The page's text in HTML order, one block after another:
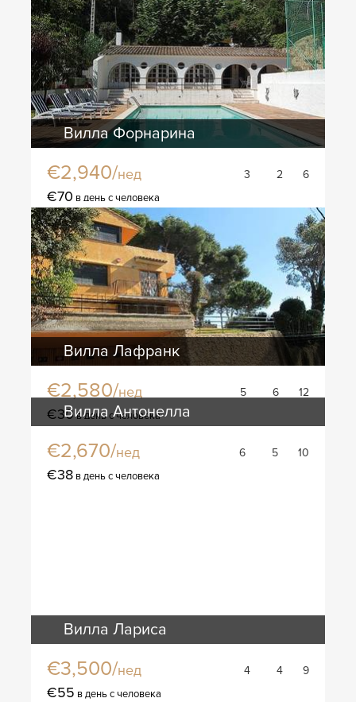
Вилла Форнарина
€2,940/нед 3 2 6
€70 в день с человека
Вилла Лафранк
€2,580/нед 5 6 12
€30в день с человека
Вилла Антонелла
€2,670/нед 6 5 10
€38 в день с человека
Вилла Лариса
€3,500/нед 4 4 9
€55 в день с человека